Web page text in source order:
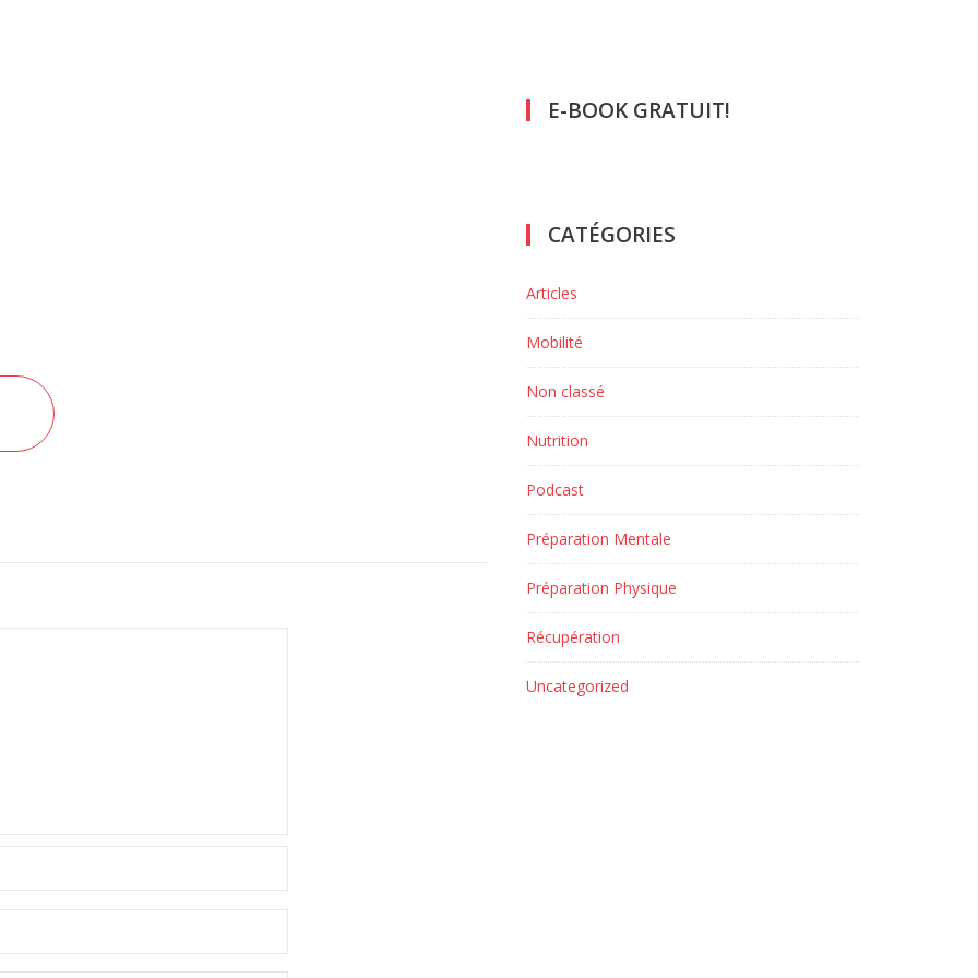
E-BOOK GRATUIT!
CATÉGORIES
Articles
Mobilité
Non classé
Nutrition
Podcast
Préparation Mentale
Préparation Physique
Récupération
Uncategorized